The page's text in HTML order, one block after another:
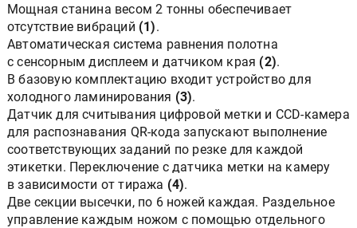
Мощная станина весом 2 тонны обеспечивает
отсутствие вибраций (1).
Автоматическая система равнения полотна
с сенсорным дисплеем и датчиком края (2).
В базовую комплектацию входит устройство для
холодного ламинирования (3).
Датчик для считывания цифровой метки и CCD-камера
для распознавания QR-кода запускают выполнение
соответствующих заданий по резке для каждой
этикетки. Переключение с датчика метки на камеру
в зависимости от тиража (4).
Две секции высечки, по 6 ножей каждая. Раздельное
управление каждым ножом с помощью отдельного